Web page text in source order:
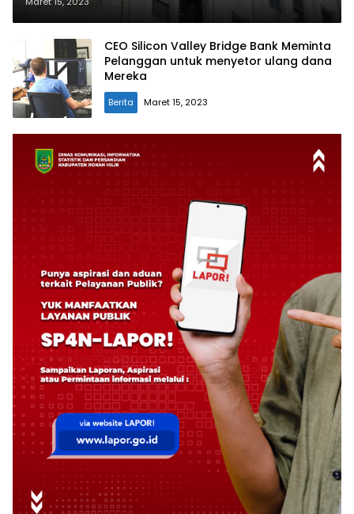
CEO Silicon Valley Bridge Bank Meminta
Pelanggan untuk menyetor ulang dana
Mereka
Berita Maret 15, 2023